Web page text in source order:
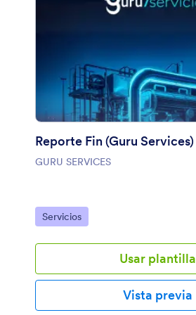
Reporte Fin (Guru Services)
GURU SERVICES
Ir a Categoría:
Servicios
Usar plantilla
Vista previa